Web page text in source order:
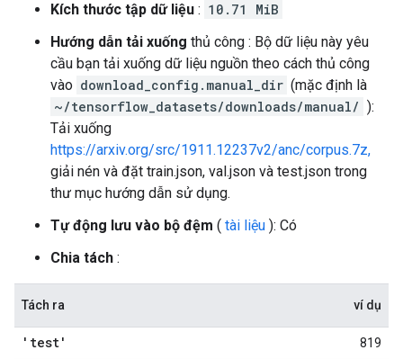
Kích thước tập dữ liệu : 10.71 MiB
Hướng dẫn tải xuống thủ công : Bộ dữ liệu này yêu
cầu bạn tải xuống dữ liệu nguồn theo cách thủ công
vào download_config.manual_dir (mặc định là
~/tensorflow_datasets/downloads/manual/ ):
Tải xuống
https://arxiv.org/src/1911.12237v2/anc/corpus.7z,
giải nén và đặt train.json, val.json và test.json trong
thư mục hướng dẫn sử dụng.
Tự động lưu vào bộ đệm ( tài liệu ): Có
Chia tách :
Tách ra ví dụ
'test' 819